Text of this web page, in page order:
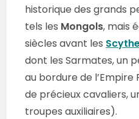
historique des grands
tels les Mongols, mais
siècles avant les
dont les Sarmates, un
au bordure de l’Empire
de précieux cavaliers,
troupes auxiliaires).